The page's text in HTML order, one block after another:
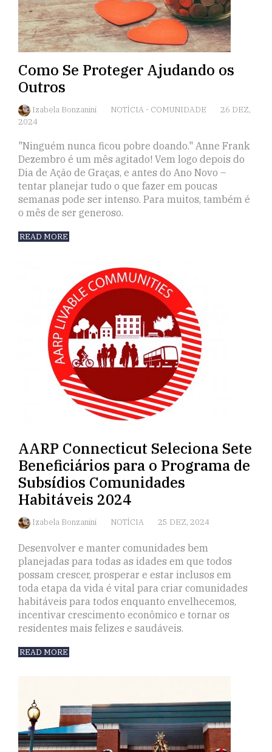
Como Se Proteger Ajudando os
Outros
Izabela Bonzanini NOTÍCIA - COMUNIDADE
26 DEZ,
2024
"Ninguém nunca ficou pobre doando." Anne Frank
Dezembro é um mês agitado! Vem logo depois do
Dia de Ação de Graças, e antes do Ano Novo –
tentar planejar tudo o que fazer em poucas
semanas pode ser intenso. Para muitos, também é
o mês de ser generoso.
READ MORE
AARP Connecticut Seleciona Sete
Beneficiários para o Programa de
Subsídios Comunidades
Habitáveis 2024
Izabela Bonzanini NOTÍCIA 25 DEZ, 2024
Desenvolver e manter comunidades bem
planejadas para todas as idades em que todos
possam crescer, prosperar e estar inclusos em
toda etapa da vida é vital para criar comunidades
habitáveis para todos enquanto envelhecemos,
incentivar crescimento econômico e tornar os
residentes mais felizes e saudáveis.
READ MORE